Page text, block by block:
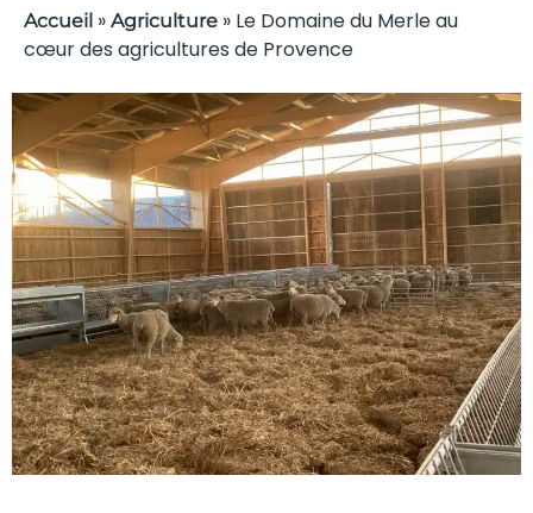
Accueil » Agriculture » Le Domaine du Merle au
cœur des agricultures de Provence